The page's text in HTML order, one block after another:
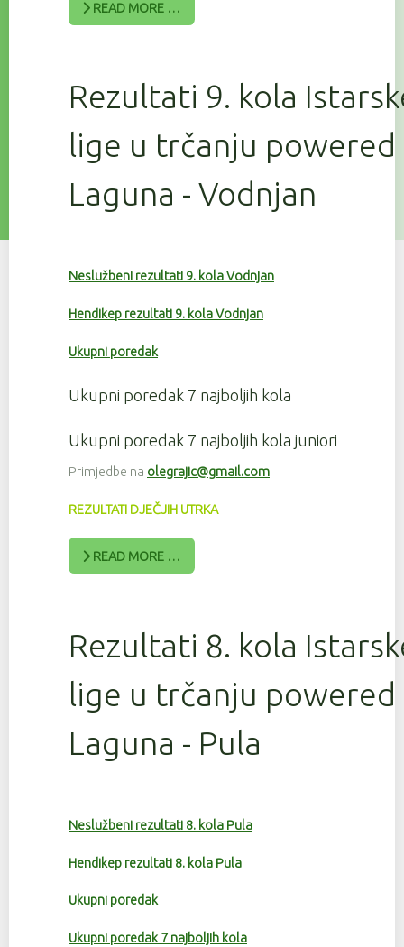
READ MORE …
Rezultati 9. kola
lige u trčanju powered
Laguna - Vodnjan
Neslužbeni rezultati 9. kola Vodnjan
Hendikep rezultati 9. kola Vodnjan
Ukupni poredak
Ukupni poredak 7 najboljih kola
Ukupni poredak 7 najboljih kola juniori
Primjedbe na olegrajic@gmail.com
REZULTATI DJEČJIH UTRKA
READ MORE …
Rezultati 8. kola
lige u trčanju powered
Laguna - Pula
Neslužbeni rezultati 8. kola Pula
Hendikep rezultati 8. kola Pula
Ukupni poredak
Ukupni poredak 7 najboljih kola